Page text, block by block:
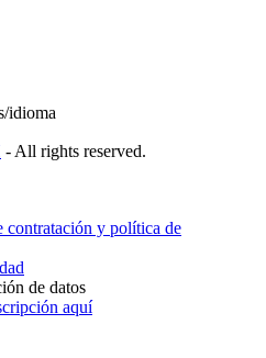
idioma
- All rights reserved.
contratación y política de
de datos
aquí